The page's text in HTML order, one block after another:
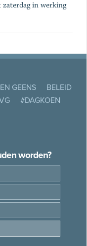
zaterdag in werking
GEENS
BELEID
#DAGKOEN
worden?